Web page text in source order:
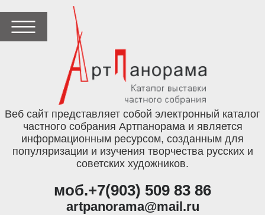
Веб сайт представляет собой электронный каталог
частного собрания Артпанорама и является
информационным ресурсом, созданным для
популяризации и изучения творчества русских и
советских художников.
моб.+7(903) 509 83 86
artpanorama@mail.ru